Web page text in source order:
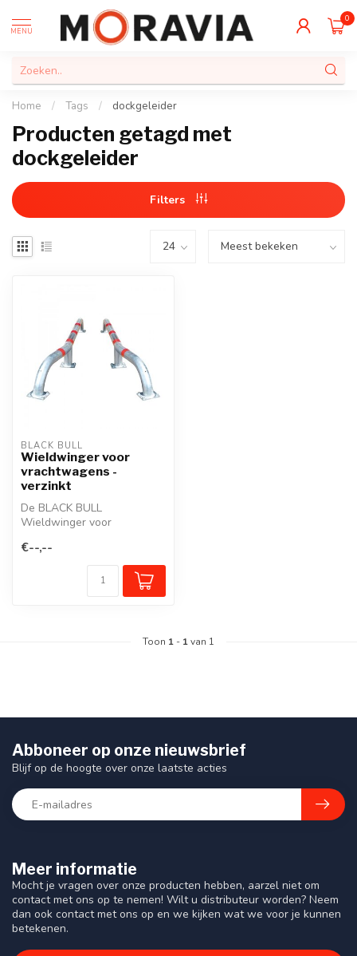
MENU
0
Home / Tags / dockgeleider
Producten getagd met
dockgeleider
Filters
BLACK BULL
Wieldwinger voor
vrachtwagens -
verzinkt
De BLACK BULL
Wieldwinger voor
en duidelijke afbakeni...
€--,--
Toon 1 - 1van 1
Meer informatie
Mocht je vragen over onze producten hebben, aarzel niet om
contact met ons op te nemen! Wilt u distributeur worden? Neem
dan ook contact met ons op en we kijken wat we voor je kunnen
betekenen.
Abboneer op onze nieuwsbrief
Blijf op de hoogte over onze laatste acties